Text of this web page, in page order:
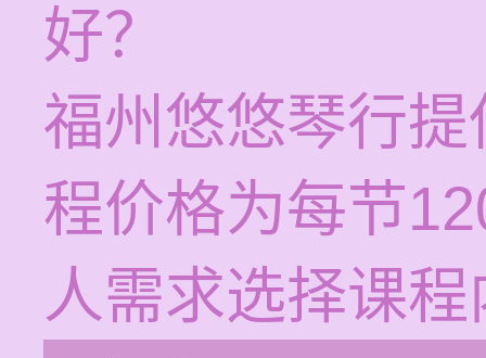
好？
福州悠悠琴行
程价格为每节
人需求选择课